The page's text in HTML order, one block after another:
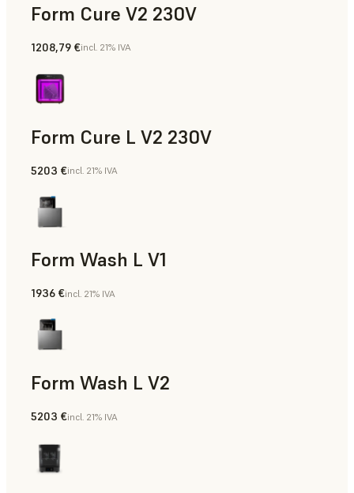
Form Cure V2 230V
1208,79 €incl. 21% IVA
Form Cure L V2 230V
5203 €incl. 21% IVA
Form Wash L V1
1936 €incl. 21% IVA
Form Wash L V2
5203 €incl. 21% IVA